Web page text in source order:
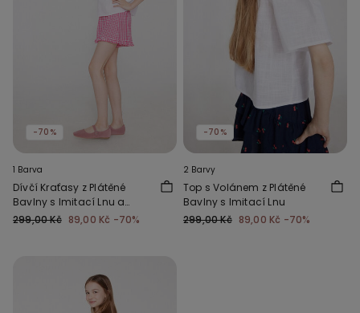
-70%
1 Barva
Dívčí Kraťasy z Plátěné
Bavlny s Imitací Lnu a
Volánky
299,00 Kč 89,00 Kč -70%
-70%
2 Barvy
Top s Volánem z Plátěné
Bavlny s Imitací Lnu
299,00 Kč 89,00 Kč -70%